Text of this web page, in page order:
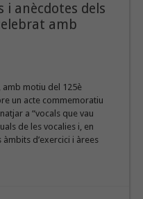
i anècdotes dels
amb
amb motiu del 125è
un acte commemoratiu
a “vocals que vau
de les vocalies i, en
d’exercici i àrees